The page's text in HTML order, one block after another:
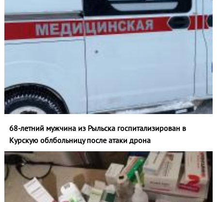
68-летний мужчина из Рыльска госпитализирован в
Курскую облбольницу после атаки дрона